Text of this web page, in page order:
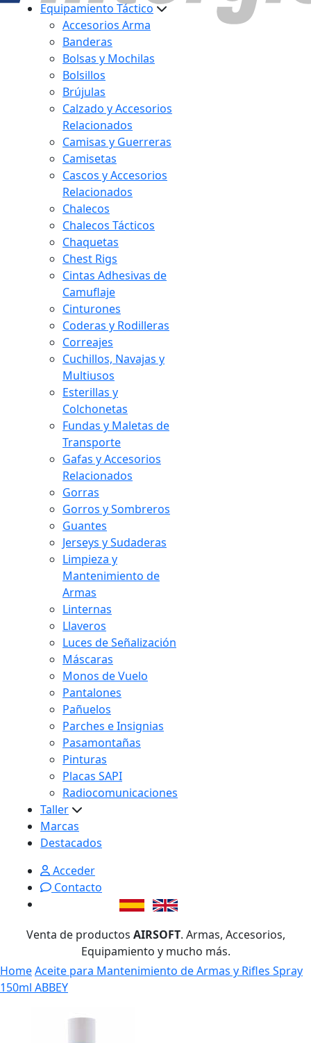
Equipamiento Táctico
Accesorios Arma
Banderas
Bolsas y Mochilas
Bolsillos
Brújulas
Calzado y Accesorios
Relacionados
Camisas y Guerreras
Camisetas
Cascos y Accesorios
Relacionados
Chalecos
Chalecos Tácticos
Chaquetas
Chest Rigs
Cintas Adhesivas de
Camuflaje
Cinturones
Coderas y Rodilleras
Correajes
Cuchillos, Navajas y
Multiusos
Esterillas y
Colchonetas
Fundas y Maletas de
Transporte
Gafas y Accesorios
Relacionados
Gorras
Gorros y Sombreros
Guantes
Jerseys y Sudaderas
Limpieza y
Mantenimiento de
Armas
Linternas
Llaveros
Luces de Señalización
Máscaras
Monos de Vuelo
Pantalones
Pañuelos
Parches e Insignias
Pasamontañas
Pinturas
Placas SAPI
Radiocomunicaciones
Taller
Marcas
Destacados
Acceder
Contacto
Venta de productos AIRSOFT. Armas, Accesorios,
Equipamiento y mucho más.
HomeAceite para Mantenimiento de Armas y Rifles Spray
150ml ABBEY